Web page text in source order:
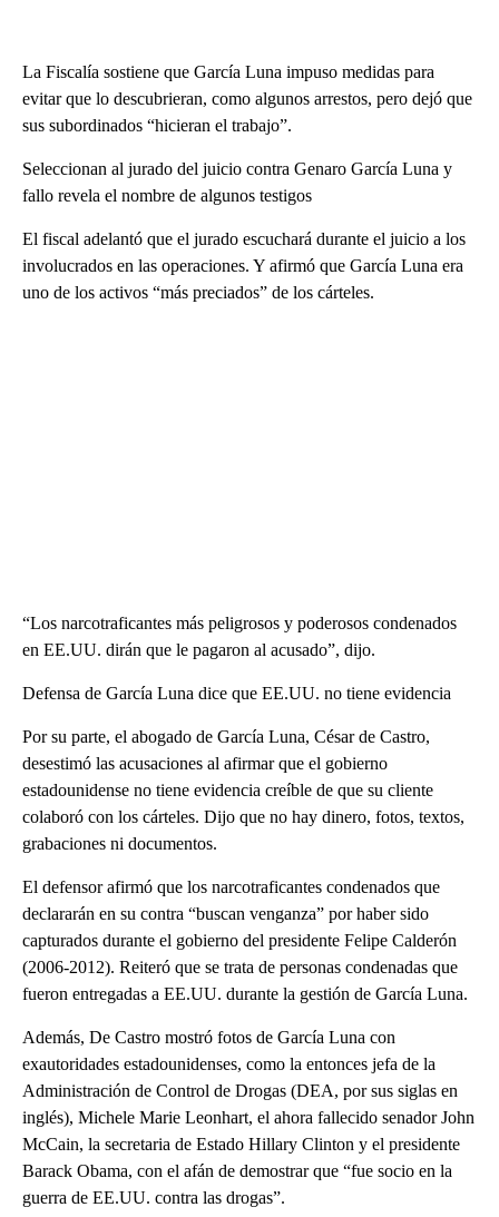
La Fiscalía sostiene que García Luna impuso medidas para
evitar que lo descubrieran, como algunos arrestos, pero dejó que
sus subordinados “hicieran el trabajo”.
Seleccionan al jurado del juicio contra Genaro García Luna y
fallo revela el nombre de algunos testigos
El fiscal adelantó que el jurado escuchará durante el juicio a los
involucrados en las operaciones. Y afirmó que García Luna era
uno de los activos “más preciados” de los cárteles.
“Los narcotraficantes más peligrosos y poderosos condenados
en EE.UU. dirán que le pagaron al acusado”, dijo.
Defensa de García Luna dice que EE.UU. no tiene evidencia
Por su parte, el abogado de García Luna, César de Castro,
desestimó las acusaciones al afirmar que el gobierno
estadounidense no tiene evidencia creíble de que su cliente
colaboró con los cárteles. Dijo que no hay dinero, fotos, textos,
grabaciones ni documentos.
El defensor afirmó que los narcotraficantes condenados que
declararán en su contra “buscan venganza” por haber sido
capturados durante el gobierno del presidente Felipe Calderón
(2006-2012). Reiteró que se trata de personas condenadas que
fueron entregadas a EE.UU. durante la gestión de García Luna.
Además, De Castro mostró fotos de García Luna con
exautoridades estadounidenses, como la entonces jefa de la
Administración de Control de Drogas (DEA, por sus siglas en
inglés), Michele Marie Leonhart, el ahora fallecido senador John
McCain, la secretaria de Estado Hillary Clinton y el presidente
Barack Obama, con el afán de demostrar que “fue socio en la
guerra de EE.UU. contra las drogas”.